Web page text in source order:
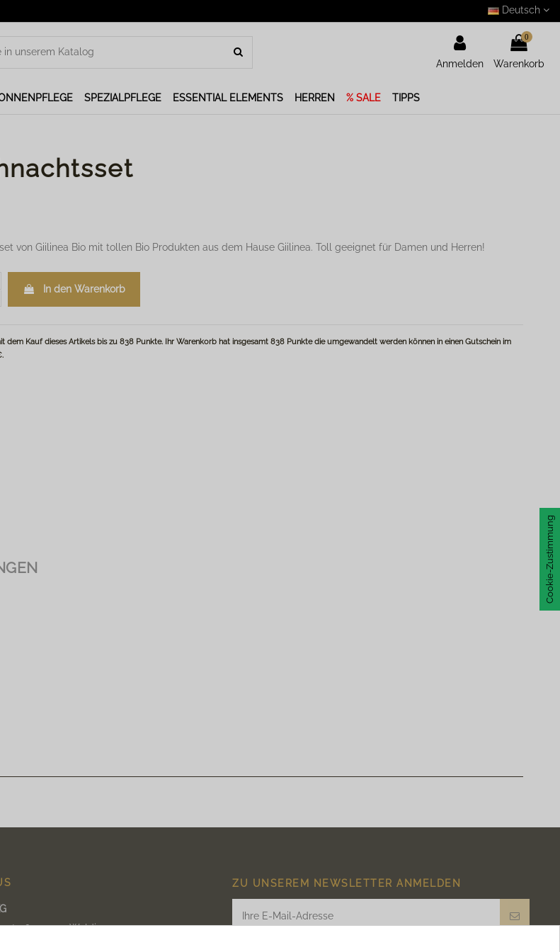
Deutsch
Anmelden
0
Warenkorb
SPEZIALPFLEGE ESSENTIAL ELEMENTS HERREN % SALE TIPPS
von Giilinea Bio mit tollen Bio Produkten aus dem Hause Giilinea. Toll geeignet für Damen und Herren!
In den Warenkorb
dem Kauf dieses Artikels bis zu838 Punkte. Ihr Warenkorb hat insgesamt838 Punktedie umgewandelt werden können in einen Gutschein im
.
schreiben Sie eine Bewertungen
ZU UNSEREM NEWSLETTER ANMELDEN
1, 4111 Walding
Cookie-Zustimmung